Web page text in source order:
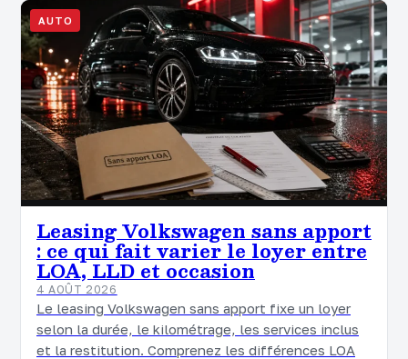
AUTO
Leasing Volkswagen sans apport
: ce qui fait varier le loyer entre
LOA, LLD et occasion
4 AOÛT 2026
Le leasing Volkswagen sans apport fixe un loyer
selon la durée, le kilométrage, les services inclus
et la restitution. Comprenez les différences LOA